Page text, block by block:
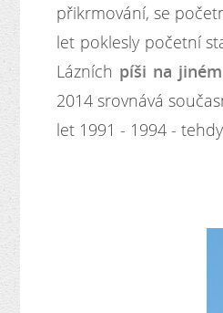
přikrmování, se
let poklesly početní
Lázních píši na
2014 srovnává
let 1991 - 1994 -